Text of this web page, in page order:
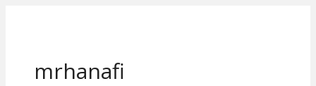
mrhanafi